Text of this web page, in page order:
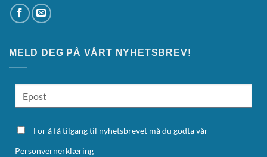
MELD DEG PÅ VÅRT NYHETSBREV!
For å få tilgang til nyhetsbrevet må du godta vår
Personvernerklæring